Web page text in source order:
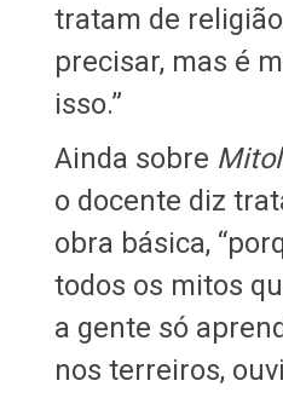
tratam de
precisar, mas é
isso.”
Ainda sobre
o docente diz
obra básica,
todos os mitos
a gente só
nos terreiros,